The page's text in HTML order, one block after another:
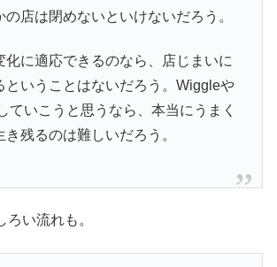
の店は閉めないといけないだろう。
化に適応できるのなら、店じまいに
ということはないだろう。Wiggleや
ていこうと思うなら、本当にうまく
残るのは難しいだろう。
い流れも。